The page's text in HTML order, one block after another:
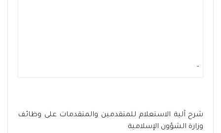
-
شرح آلية الاستعلام للمتقدمين والمتقدمات على وظائف
وزارة الشؤون الإسلامية